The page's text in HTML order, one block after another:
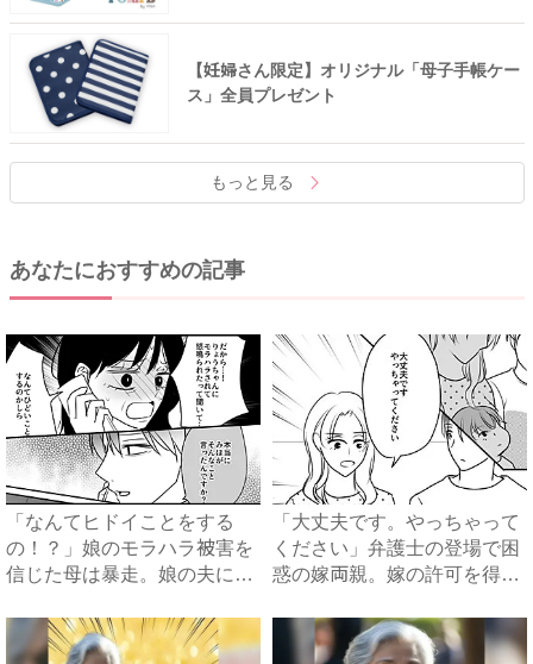
【妊婦さん限定】オリジナル「母子手帳ケー
ス」全員プレゼント
もっと見る
あなたにおすすめの記事
「なんてヒドイことをする
の！？」娘のモラハラ被害を
信じた母は暴走。娘の夫に電
「大丈夫です。やっちゃって
ください」弁護士の登場で困
惑の嫁両親。嫁の許可を得た